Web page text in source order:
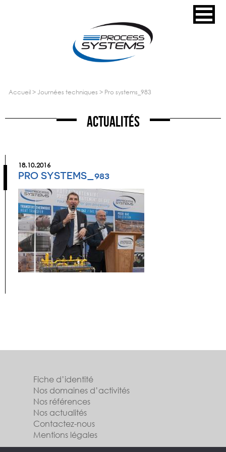
accueil> journées techniques > pro systems_983
Actualités
18.10.2016
PRO SYSTEMS_983
Fiche d’identité
Nos domaines d’activités
Nos références
Nos actualités
Contactez-nous
Mentions légales